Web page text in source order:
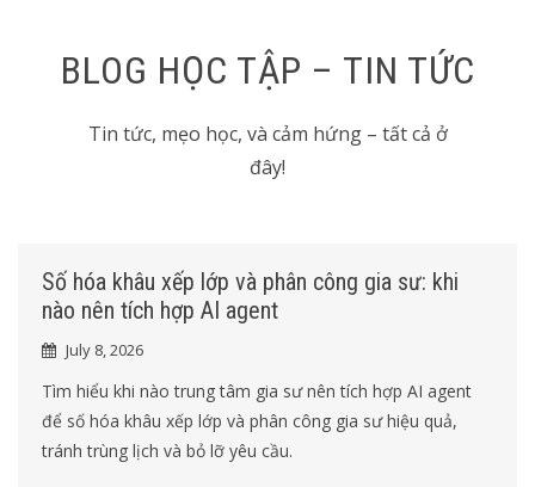
BLOG HỌC TẬP – TIN TỨC
Tin tức, mẹo học, và cảm hứng – tất cả ở
đây!
Số hóa khâu xếp lớp và phân công gia sư: khi
nào nên tích hợp AI agent
July 8, 2026
Tìm hiểu khi nào trung tâm gia sư nên tích hợp AI agent
để số hóa khâu xếp lớp và phân công gia sư hiệu quả,
tránh trùng lịch và bỏ lỡ yêu cầu.